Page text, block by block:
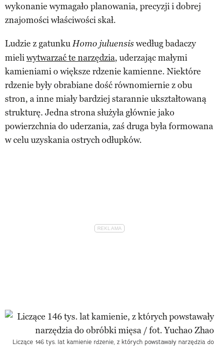
wykonanie wymagało planowania, precyzji i dobrej
znajomości właściwości skał.
Ludzie z gatunkuHomo juluensiswedług badaczy
mieliwytwarzać te narzędzia, uderzając małymi
kamieniami o większe rdzenie kamienne. Niektóre
rdzenie były obrabiane dość równomiernie z obu
stron, a inne miały bardziej starannie ukształtowaną
strukturę. Jedna strona służyła głównie jako
powierzchnia do uderzania, zaś druga była formowana
w celu uzyskania ostrych odłupków.
Liczące 146 tys. lat kamienie rdzenie, z których powstawały narzędzia do